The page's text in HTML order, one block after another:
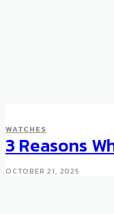
WATCHES
3 Reasons
OCTOBER 21, 2025